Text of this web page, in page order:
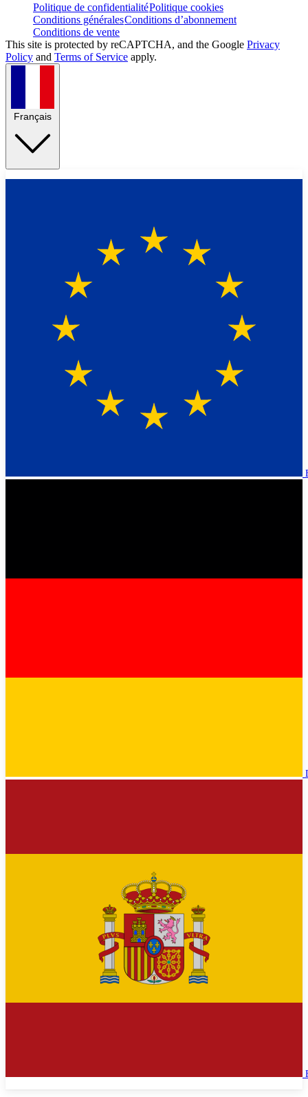
Politique de confidentialitéPolitique cookies
Conditions généralesConditions d’abonnement
Conditions de vente
This site is protected by reCAPTCHA, and the Google Privacy
Policy and Terms of Service apply.
Français